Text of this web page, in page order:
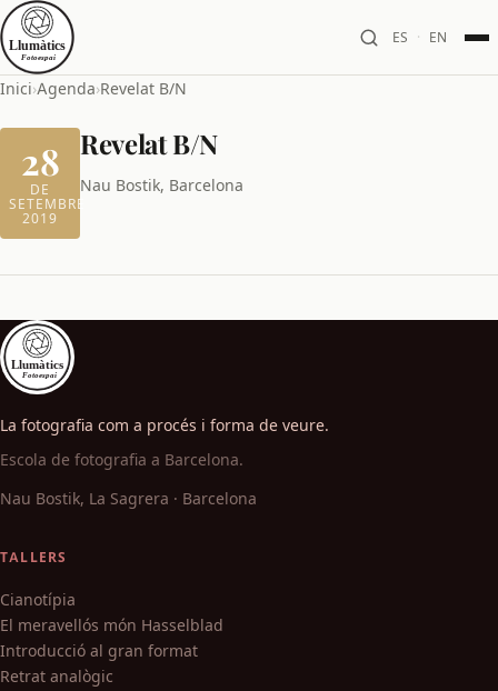
ES · EN
Inici›Agenda›Revelat B/N
28
DE
SETEMBRE
2019
Revelat B/N
Nau Bostik, Barcelona
La fotografia com a procés i forma de veure.
Escola de fotografia a Barcelona.
Nau Bostik, La Sagrera · Barcelona
TALLERS
Cianotípia
El meravellós món Hasselblad
Introducció al gran format
Retrat analògic